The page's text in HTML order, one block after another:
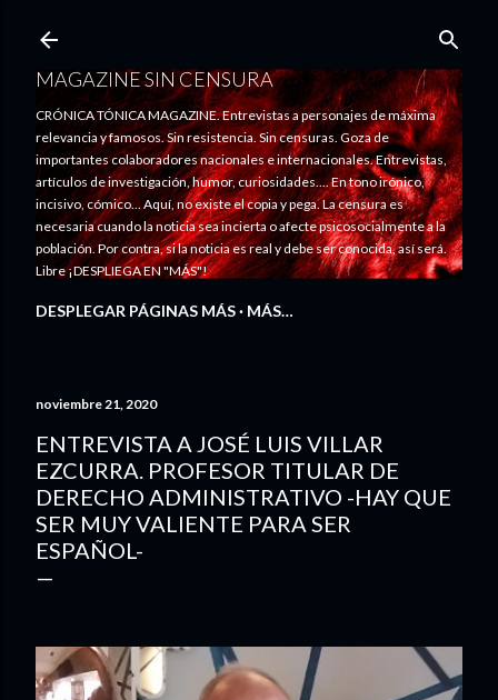
MAGAZINE SIN CENSURA
CRÓNICA TÓNICA MAGAZINE. Entrevistas a personajes de máxima
relevancia y famosos. Sin resistencia. Sin censuras. Goza de
importantes colaboradores nacionales e internacionales. Entrevistas,
artículos de investigación, humor, curiosidades.... En tono irónico,
incisivo, cómico... Aquí, no existe el copia y pega. La censura es
necesaria cuando la noticia sea incierta o afecte psicosocialmente a la
población. Por contra, si la noticia es real y debe ser conocida, así será.
Libre ¡DESPLIEGA EN "MÁS"!
DESPLEGAR PÁGINAS MÁS MÁS…
noviembre 21, 2020
ENTREVISTA A JOSÉ LUIS VILLAR
EZCURRA. PROFESOR TITULAR DE
DERECHO ADMINISTRATIVO -HAY QUE
SER MUY VALIENTE PARA SER
ESPAÑOL-